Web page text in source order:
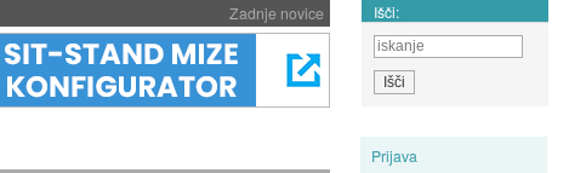
Zadnje novice Išči:
Prijava